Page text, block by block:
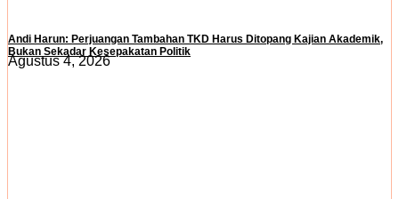
Andi Harun: Perjuangan Tambahan TKD Harus Ditopang Kajian Akademik,
Bukan Sekadar Kesepakatan Politik
Agustus 4, 2026